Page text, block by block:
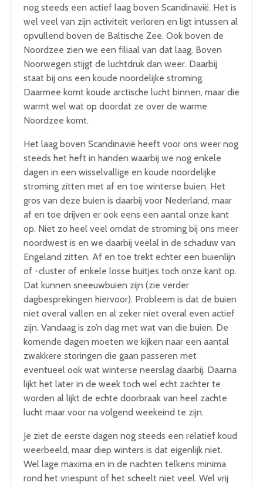
nog steeds een actief laag boven Scandinavië. Het is
wel veel van zijn activiteit verloren en ligt intussen al
opvullend boven de Baltische Zee. Ook boven de
Noordzee zien we een filiaal van dat laag. Boven
Noorwegen stijgt de luchtdruk dan weer. Daarbij
staat bij ons een koude noordelijke stroming.
Daarmee komt koude arctische lucht binnen, maar die
warmt wel wat op doordat ze over de warme
Noordzee komt.
Het laag boven Scandinavië heeft voor ons weer nog
steeds het heft in handen waarbij we nog enkele
dagen in een wisselvallige en koude noordelijke
stroming zitten met af en toe winterse buien. Het
gros van deze buien is daarbij voor Nederland, maar
af en toe drijven er ook eens een aantal onze kant
op. Niet zo heel veel omdat de stroming bij ons meer
noordwest is en we daarbij veelal in de schaduw van
Engeland zitten. Af en toe trekt echter een buienlijn
of -cluster of enkele losse buitjes toch onze kant op.
Dat kunnen sneeuwbuien zijn (zie verder
dagbesprekingen hiervoor). Probleem is dat de buien
niet overal vallen en al zeker niet overal even actief
zijn. Vandaag is zo’n dag met wat van die buien. De
komende dagen moeten we kijken naar een aantal
zwakkere storingen die gaan passeren met
eventueel ook wat winterse neerslag daarbij. Daarna
lijkt het later in de week toch wel echt zachter te
worden al lijkt de echte doorbraak van heel zachte
lucht maar voor na volgend weekeind te zijn.
Je ziet de eerste dagen nog steeds een relatief koud
weerbeeld, maar diep winters is dat eigenlijk niet.
Wel lage maxima en in de nachten telkens minima
rond het vriespunt of het scheelt niet veel. Wel vrij